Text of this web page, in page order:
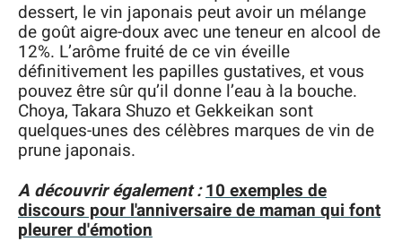
dessert, le vin japonais peut avoir un mélange
de goût aigre-doux avec une teneur en alcool de
12%. L’arôme fruité de ce vin éveille
définitivement les papilles gustatives, et vous
pouvez être sûr qu’il donne l’eau à la bouche.
Choya, Takara Shuzo et Gekkeikan sont
quelques-unes des célèbres marques de vin de
prune japonais.
A découvrir également : 10 exemples de
discours pour l'anniversaire de maman qui font
pleurer d'émotion